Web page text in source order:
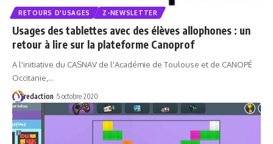
RETOURS D'USAGES Z-NEWSLETTER
Usages des tablettes avec des élèves allophones : un
retour à lire sur la plateforme Canoprof
A l'initiative du CASNAV de l'Académie de Toulouse et de CANOPÉ
Occitanie,…
redaction 5 octobre 2020